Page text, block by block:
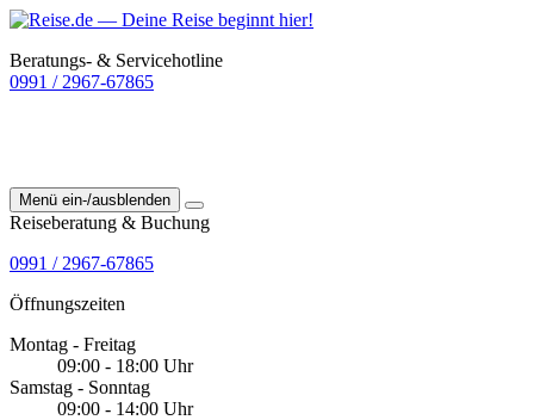
Beratungs- & Servicehotline
0991 / 2967-67865
Menü ein-/ausblenden
Reiseberatung & Buchung
0991 / 2967-67865
Öffnungszeiten
Montag - Freitag
09:00 - 18:00 Uhr
Samstag - Sonntag
09:00 - 14:00 Uhr